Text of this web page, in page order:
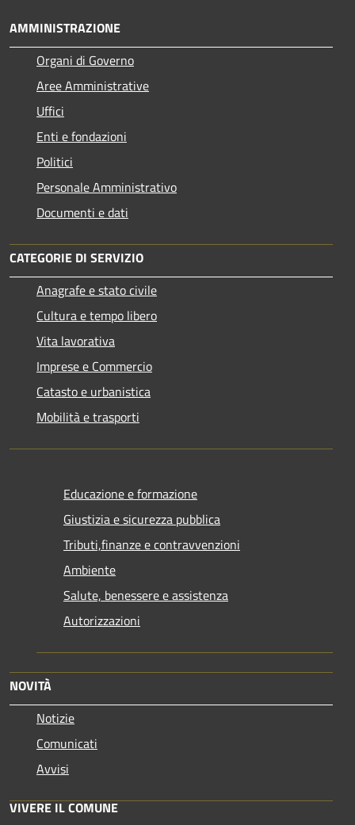
AMMINISTRAZIONE
Organi di Governo
Aree Amministrative
Uffici
Enti e fondazioni
Politici
Personale Amministrativo
Documenti e dati
CATEGORIE DI SERVIZIO
Anagrafe e stato civile
Cultura e tempo libero
Vita lavorativa
Imprese e Commercio
Catasto e urbanistica
Mobilità e trasporti
Educazione e formazione
Giustizia e sicurezza pubblica
Tributi,finanze e contravvenzioni
Ambiente
Salute, benessere e assistenza
Autorizzazioni
NOVITÀ
Notizie
Comunicati
Avvisi
VIVERE IL COMUNE